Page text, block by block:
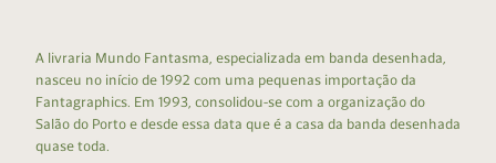
A livraria Mundo Fantasma, especializada em banda desenhada,
nasceu no início de 1992 com uma pequenas importação da
Fantagraphics. Em 1993, consolidou-se com a organização do
Salão do Porto e desde essa data que é a casa da banda desenhada
quase toda.